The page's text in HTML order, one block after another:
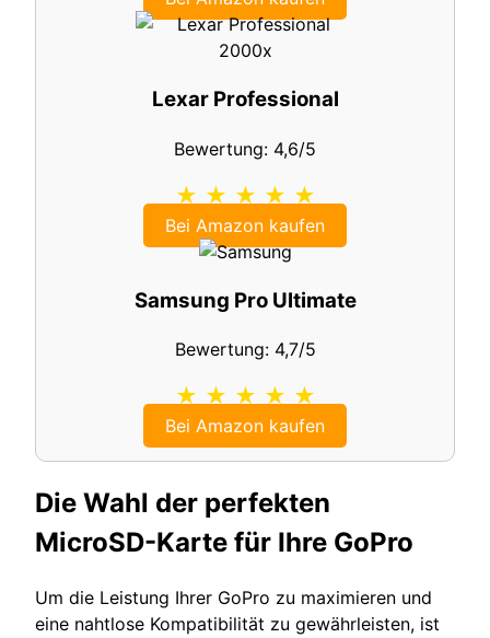
Lexar Professional
Bewertung: 4,6/5
★ ★ ★ ★ ★
Bei Amazon kaufen
Samsung Pro Ultimate
Bewertung: 4,7/5
★ ★ ★ ★ ★
Bei Amazon kaufen
Die Wahl der perfekten
MicroSD-Karte für Ihre GoPro
Um die Leistung Ihrer GoPro zu maximieren und
eine nahtlose Kompatibilität zu gewährleisten, ist